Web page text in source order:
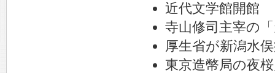
近代文学館開館
寺山修司主宰の
厚生省が新潟水
東京造幣局の夜